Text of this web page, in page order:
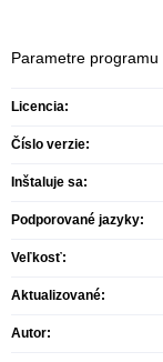
Parametre programu
Licencia:
Číslo verzie:
Inštaluje sa:
Podporované jazyky:
Veľkosť:
Aktualizované:
Autor: